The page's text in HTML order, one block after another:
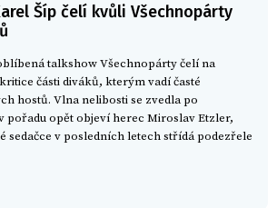
Šíp čelí kvůli Všechnopárty
talkshow Všechnopárty čelí na
části diváků, kterým vadí časté
hostů. Vlna nelibosti se zvedla po
pořadu opět objeví herec Miroslav Etzler,
sedačce v posledních letech střídá podezřele